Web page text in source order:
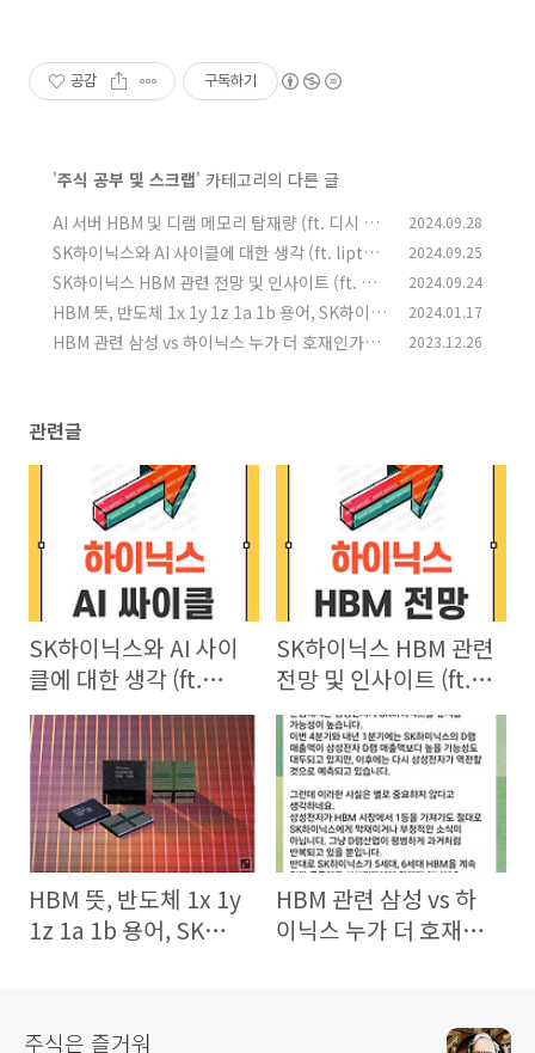
공감 구독하기
'주식 공부 및 스크랩' 카테고리의 다른 글
AI 서버 HBM 및 디램 메모리 탑재량 (ft. 디시 뿌
잉님)
(0)
2024.09.28
SK하이닉스와 AI 사이클에 대한 생각 (ft. lipton
ice님)
(0)
2024.09.25
SK하이닉스 HBM 관련 전망 및 인사이트 (ft. 블
라인드 liptonice님)
(0)
2024.09.24
HBM 뜻, 반도체 1x 1y 1z 1a 1b 용어, SK하이닉
스 우시 공장 라인 전환
(0)
2024.01.17
HBM 관련 삼성 vs 하이닉스 누가 더 호재인가? 2023.12.26
관련글
SK하이닉스와 AI 사이
클에 대한 생각 (ft.
liptonice님)
SK하이닉스 HBM 관련
전망 및 인사이트 (ft.
블라인드 liptonice님)
HBM 뜻, 반도체 1x 1y
1z 1a 1b 용어, SK하이
HBM 관련 삼성 vs 하
이닉스 누가 더 호재인
주식은 즐거워